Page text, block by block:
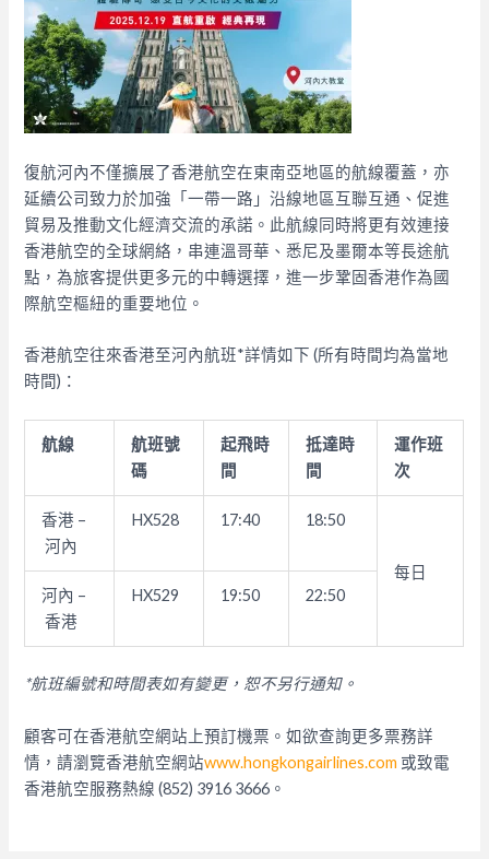
復航河內不僅擴展了香港航空在東南亞地區的航線覆蓋， 亦
延續公司致力於加強「一帶一路」沿線地區互聯互通、促進
貿易及推動文化經濟交流的承諾。 此航線同時將更有效連接
香港航空的全球網絡，串連溫哥華、悉尼及墨爾本等長途航
點，為旅客提供更多元的中轉選擇，進一步鞏固香港作為國
際航空樞紐的重要地位。
香港航空往來香港至河內航班*詳情如下 (所有時間均為當地
時間) ：
航線
航班號
碼
起飛時
間
抵達時
間
運作班
次
香港 –
河內
HX528 17:40 18:50
每日
河內 –
香港
HX529 19:50 22:50
*航班編號和時間表如有變更，恕不另行通知。
顧客可在香港航空網站上預訂機票。如欲查詢更多票務詳
情，請瀏覽香港航空網站www.hongkongairlines.com 或致電
香港航空服務熱線 (852) 3916 3666 。